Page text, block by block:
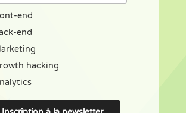
end
end
hacking